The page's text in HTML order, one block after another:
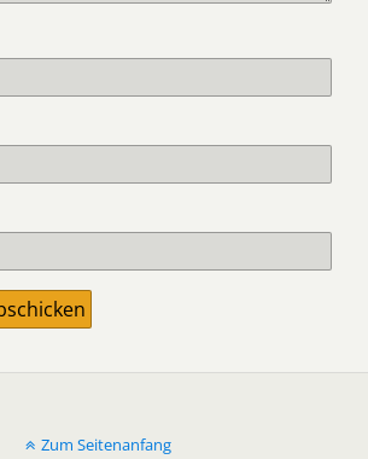
Zum Seitenanfang